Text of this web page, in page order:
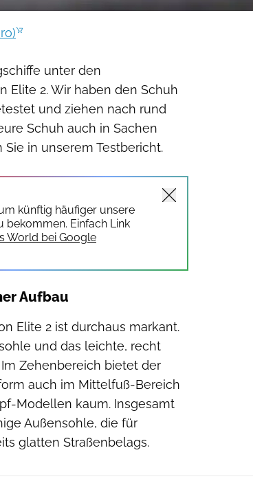
unter den
Elite 2. Wir haben den Schuh
und ziehen nach rund
Schuh auch in Sachen
in unserem Testbericht.
künftig häufiger unsere
bekommen. Einfach Link
World bei Google
Aufbau
Elite 2 ist durchaus markant.
und das leichte, recht
Zehenbereich bietet der
auch im Mittelfuß-Bereich
Modellen kaum. Insgesamt
Außensohle, die für
glatten Straßenbelags.